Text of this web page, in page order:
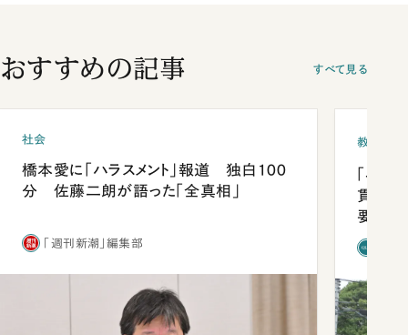
おすすめの記事 すべて見る
社会
橋本愛に「ハラスメント」報道 独白100
分 佐藤二朗が語った「全真相」
「週刊新潮」編集部
教育
「早
貫校へ
要だっ